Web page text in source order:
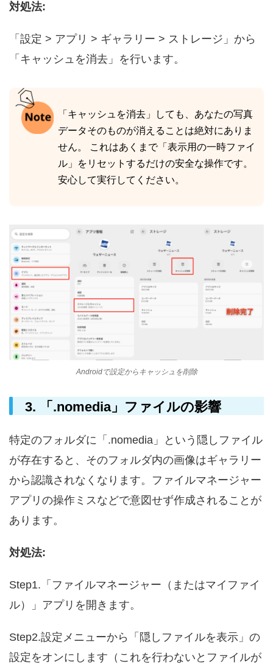
対処法:
「設定 > アプリ > ギャラリー > ストレージ」から
「キャッシュを消去」を行います。
「キャッシュを消去」しても、あなたの写真
データそのものが消えることは絶対にありま
せん。 これはあくまで「表示用の一時ファイ
ル」をリセットするだけの安全な操作です。
安心して実行してください。
Androidで設定からキャッシュを削除
3. 「.nomedia」ファイルの影響
特定のフォルダに「.nomedia」という隠しファイル
が存在すると、そのフォルダ内の画像はギャラリー
から認識されなくなります。ファイルマネージャー
アプリの操作ミスなどで意図せず作成されることが
あります。
対処法:
Step1.「ファイルマネージャー（またはマイファイ
ル）」アプリを開きます。
Step2.設定メニューから「隠しファイルを表示」の
設定をオンにします（これを行わないとファイルが